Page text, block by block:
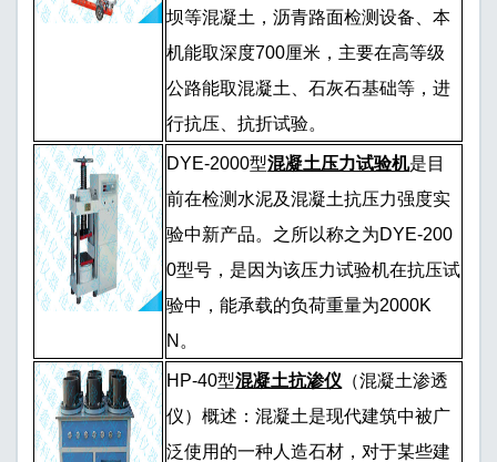
坝等混凝土，沥青路面检测设备、本
机能取深度700厘米，主要在高等级
公路能取混凝土、石灰石基础等，进
行抗压、抗折试验。
DYE-2000型混凝土压力试验机是目
前在检测水泥及混凝土抗压力强度实
验中新产品。之所以称之为DYE-200
0型号，是因为该压力试验机在抗压试
验中，能承载的负荷重量为2000K
N。
HP-40型混凝土抗渗仪 （混凝土渗透
仪）概述：混凝土是现代建筑中被广
泛使用的一种人造石材，对于某些建